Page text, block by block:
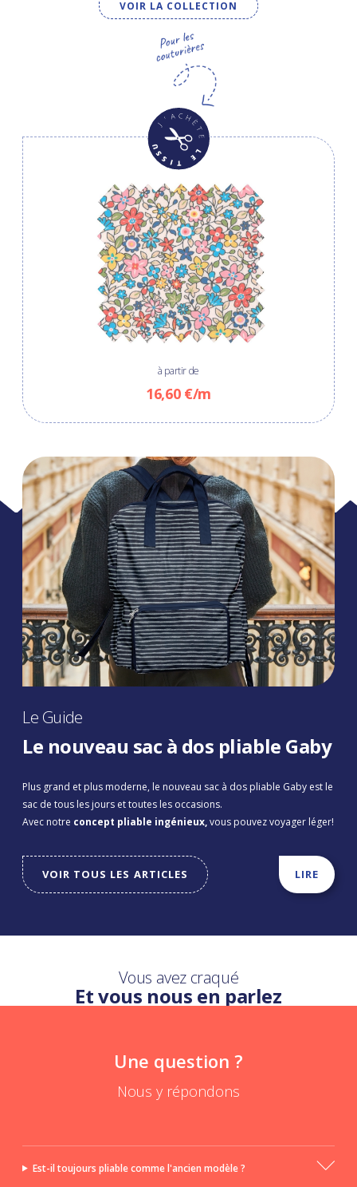
VOIR LA COLLECTION
à partir de
16,60 €/m
Le Guide
Le nouveau sac à dos pliable Gaby
Plus grand et plus moderne, le nouveau sac à dos pliable Gaby est le
sac de tous les jours et toutes les occasions.
Avec notre concept pliable ingénieux,vous pouvez voyager léger!
VOIR TOUS LES ARTICLES LIRE
Vous avez craqué
Et vous nous en parlez
Une question ?
Nous y répondons
Est-il toujours pliable comme l'ancien modèle ?